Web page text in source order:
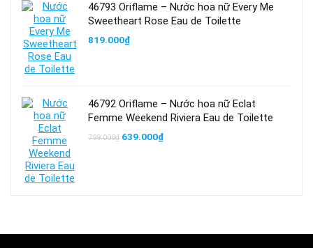
46793 Oriflame – Nước hoa nữ Every Me
Sweetheart Rose Eau de Toilette
819.000₫
46792 Oriflame – Nước hoa nữ Eclat
Femme Weekend Riviera Eau de Toilette
799.000₫ Giá
639.000₫Giá